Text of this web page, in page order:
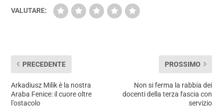
VALUTARE:
PRECEDENTE
Arkadiusz Milik è la nostra
Araba Fenice: il cuore oltre
l’ostacolo
PROSSIMO
Non si ferma la rabbia dei
docenti della terza fascia con
servizio